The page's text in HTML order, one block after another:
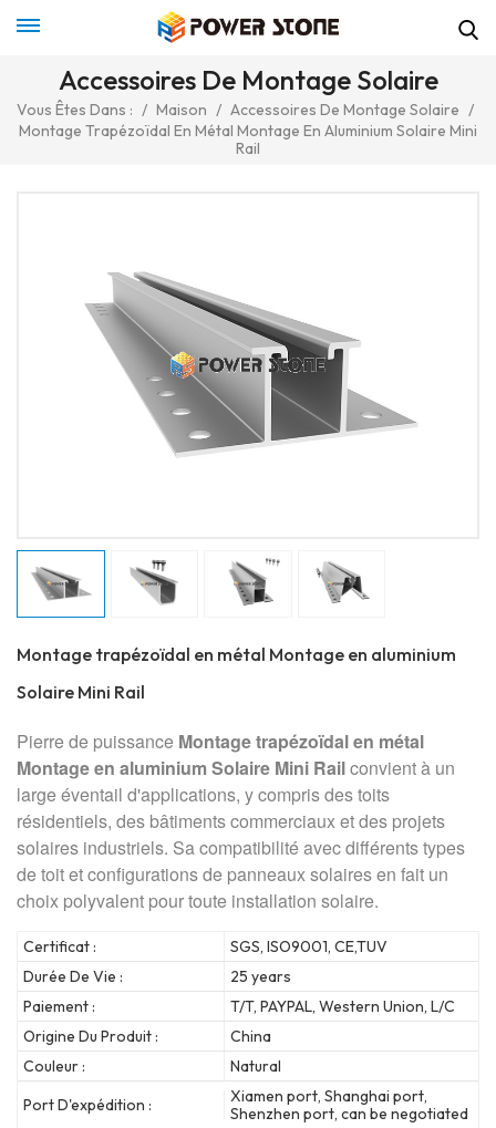
Accessoires De Montage Solaire
Vous Êtes Dans : / Maison / Accessoires De Montage Solaire /
Montage Trapézoïdal En Métal Montage En Aluminium Solaire Mini
Rail
Montage trapézoïdal en métal Montage en aluminium
Solaire Mini Rail
Pierre de puissance Montage trapézoïdal en métal
Montage en aluminium Solaire Mini Railconvient à un
large éventail d'applications, y compris des toits
résidentiels, des bâtiments commerciaux et des projets
solaires industriels. Sa compatibilité avec différents types
de toit et configurations de panneaux solaires en fait un
choix polyvalent pour toute installation solaire.
Certificat :
SGS, ISO9001, CE,TUV
Durée De Vie :
25 years
Paiement :
T/T, PAYPAL, Western Union, L/C
Origine Du Produit :
China
Couleur :
Natural
Port D'expédition :
Xiamen port, Shanghai port,
Shenzhen port, can be negotiated